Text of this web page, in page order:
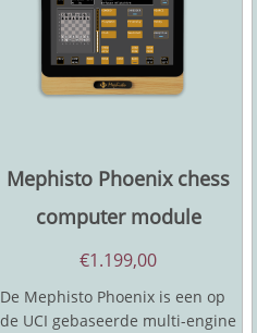
Mephisto Phoenix chess
computer module
€1.199,00
De Mephisto Phoenix is een op
de UCI gebaseerde multi-engine